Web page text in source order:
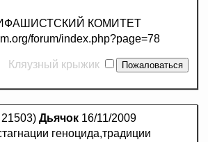
КОМИТЕТ
forum/index.php?page=78
Кляузный крыжик
Дьячок 16/11/2009
геноцида,традиции